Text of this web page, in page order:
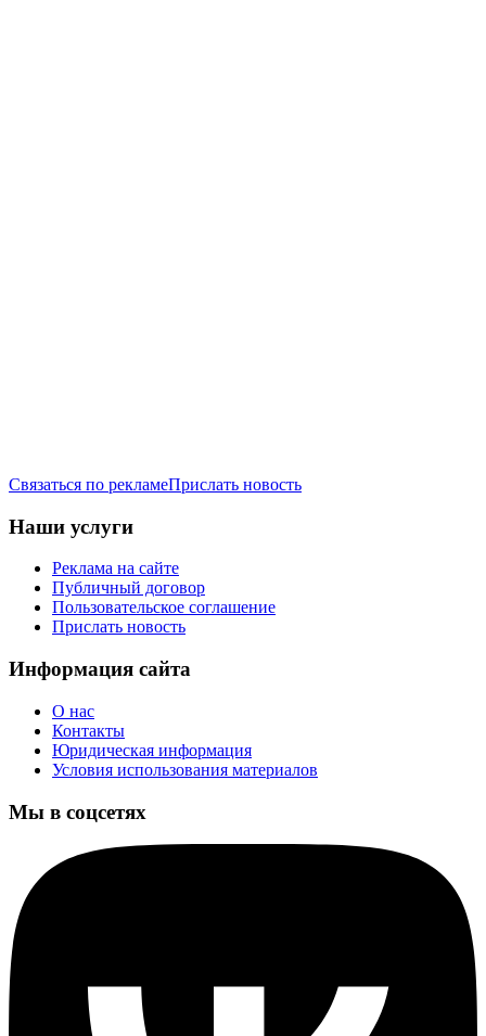
Связаться по рекламеПрислать новость
Наши услуги
Реклама на сайте
Публичный договор
Пользовательское соглашение
Прислать новость
Информация сайта
О нас
Контакты
Юридическая информация
Условия использования материалов
Мы в соцсетях